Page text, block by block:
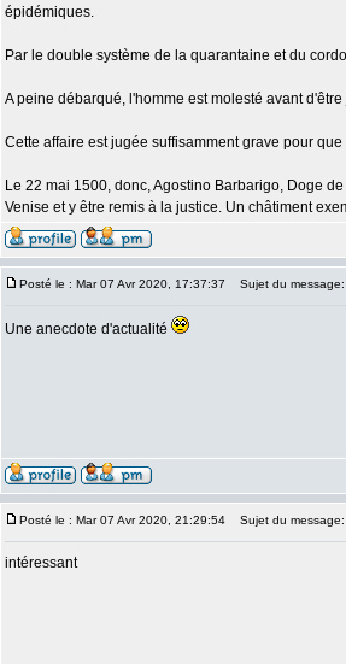
épidémiques.
Par le double système de la quarantaine et du
A peine débarqué, l'homme est molesté avant
Cette affaire est jugée suffisamment grave pour
Le 22 mai 1500, donc, Agostino Barbarigo, Doge
Venise et y être remis à la justice. Un châtiment
Posté le : Mar 07 Avr 2020, 17:37:37 Sujet du message:
Une anecdote d'actualité
Posté le : Mar 07 Avr 2020, 21:29:54 Sujet du message:
intéressant